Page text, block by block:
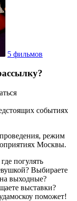
5 фильмов
событиях
режим
Москвы.
погулять
Выбираете
выходные?
выставки?
поможет!